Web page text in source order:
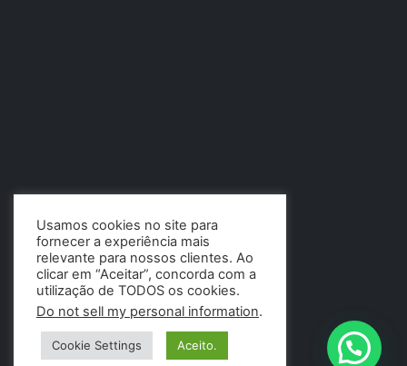
Usamos cookies no site para
fornecer a experiência mais
relevante para nossos clientes. Ao
clicar em “Aceitar”, concorda com a
utilização de TODOS os cookies.
Do not sell my personal information.
Cookie Settings Aceito.